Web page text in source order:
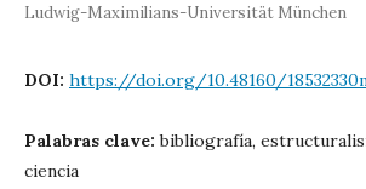
Ludwig-Maximilians-Universität München
DOI: https://doi.org/10.48160/
Palabras clave:bibliografía,
ciencia